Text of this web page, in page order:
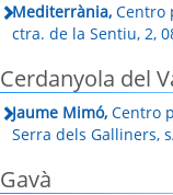
Mediterrània, Centro
ctra. de la Sentiu, 2,
Cerdanyola del
Jaume Mimó, Centro
Serra dels Galliners,
Gavà